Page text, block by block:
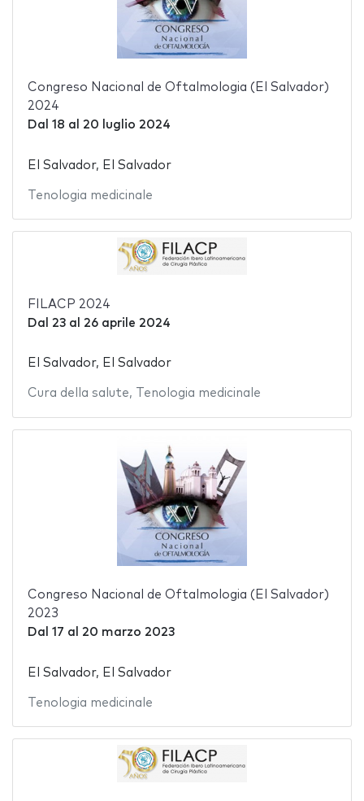
Congreso Nacional de Oftalmologia (El Salvador)
2024
Dal 18 al 20 luglio 2024
El Salvador, El Salvador
Tenologia medicinale
FILACP 2024
Dal 23al 26 aprile 2024
El Salvador, El Salvador
Cura della salute, Tenologia medicinale
Congreso Nacional de Oftalmologia (El Salvador)
2023
Dal 17 al 20 marzo 2023
El Salvador, El Salvador
Tenologia medicinale